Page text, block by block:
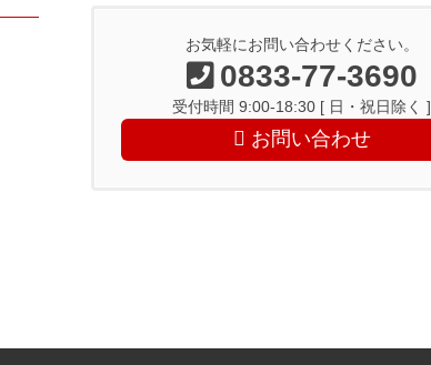
お気軽にお問い合わせください。
0833-77-3690
受付時間 9:00-18:30 [ 日・祝日除く ]
お問い合わせ